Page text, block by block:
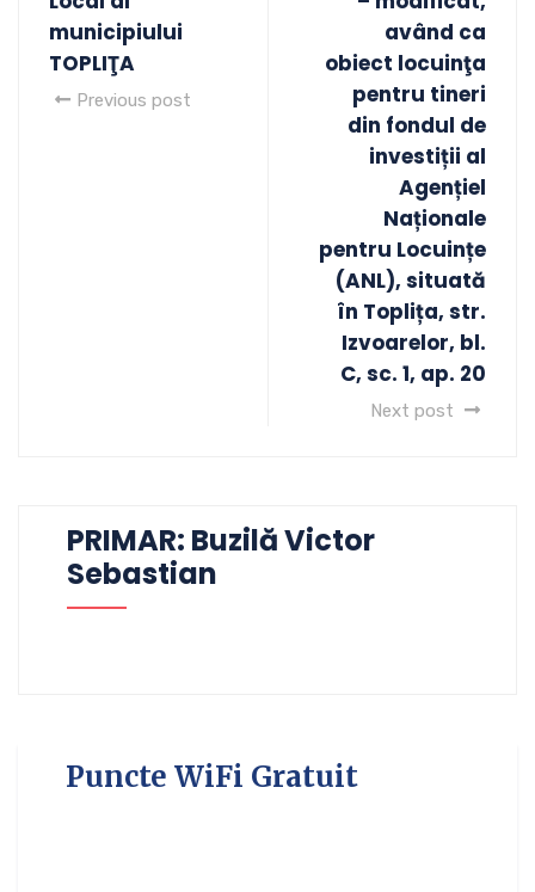
municipiului
TOPLIŢA
Previous post
având ca
obiect locuinţa
pentru tineri
din fondul de
investiții al
Agențiel
Naționale
pentru Locuințe
(ANL), situată
în Toplița, str.
Izvoarelor, bl.
C, sc. 1, ap. 20
Next post
PRIMAR: Buzilă Victor
Sebastian
Puncte WiFi Gratuit